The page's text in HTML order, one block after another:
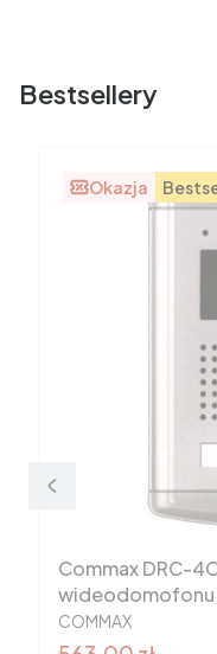
Bestsellery
Okazja
Commax DRC-
PRODUCENT
COMMAX